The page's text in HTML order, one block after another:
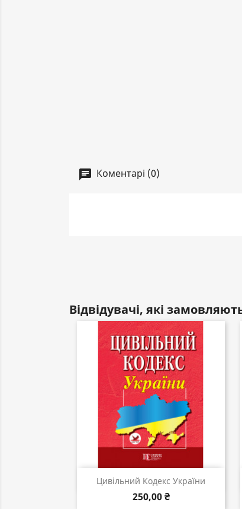
Коментарі (0)
Відвідувачі, які
Цивільний Кодекс України
250,00 ₴
Швидкий перегляд